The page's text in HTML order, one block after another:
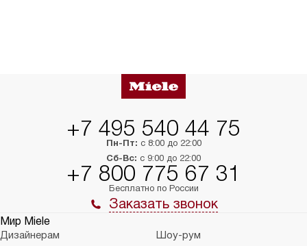
+7 495 540 44 75
Пн-Пт: с 8:00 до 22:00
Сб-Вс: с 9:00 до 22:00
+7 800 775 67 31
Бесплатно по России
Заказать звонок
Мир Miele
Дизайнерам
Шоу-рум